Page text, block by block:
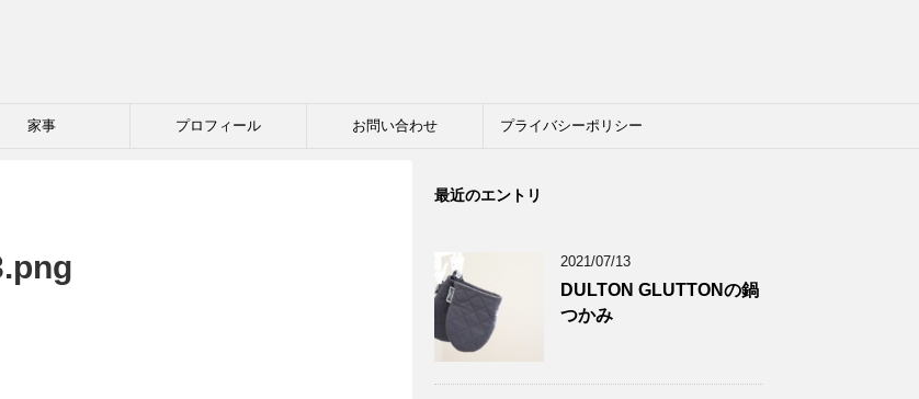
家事 プロフィール お問い合わせ プライバシーポリシー
最近のエントリ
2021/07/13
DULTON GLUTTONの鍋
つかみ